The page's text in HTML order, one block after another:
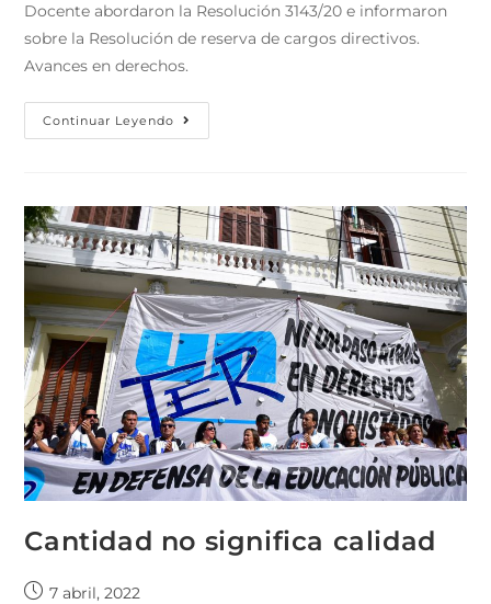
Docente abordaron la Resolución 3143/20 e informaron
sobre la Resolución de reserva de cargos directivos.
Avances en derechos.
Continuar Leyendo
Cantidad no significa calidad
7 abril, 2022